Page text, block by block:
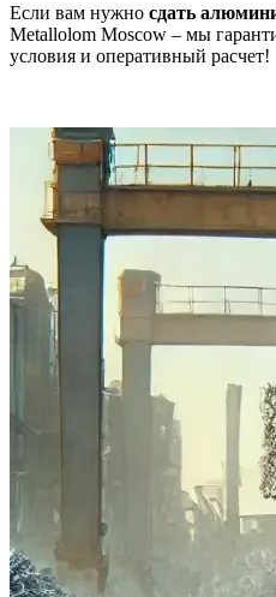
Если вам нужно сдать
Metallolom Moscow – мы
условия и оперативный расчет!